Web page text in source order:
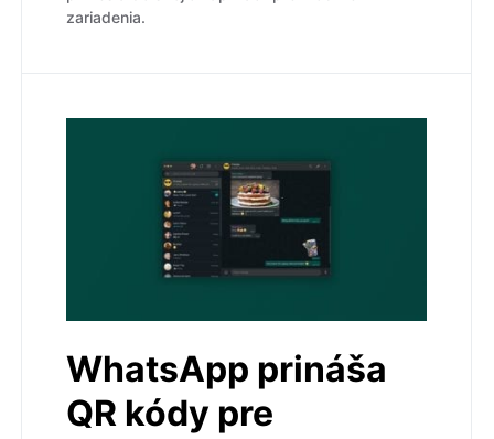
zariadenia.
WhatsApp prináša
QR kódy pre